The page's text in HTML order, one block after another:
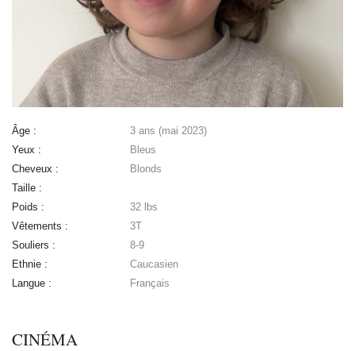
Âge :
3 ans (mai 2023)
Yeux :
Bleus
Cheveux :
Blonds
Taille :
Poids :
32 lbs
Vêtements :
3T
Souliers :
8-9
Ethnie :
Caucasien
Langue :
Français
CINÉMA